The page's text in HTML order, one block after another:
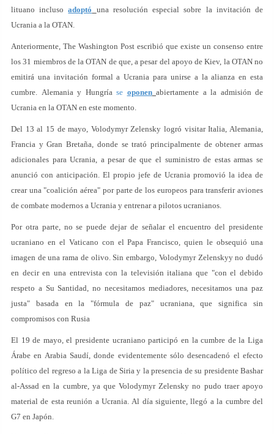
lituano inclusoadoptó una resolución especial sobre la invitación de
Ucrania a la OTAN.
Anteriormente, The Washington Post escribió que existe un consenso entre
los 31 miembros de la OTAN de que, a pesar del apoyo de Kiev, la OTAN no
emitirá una invitación formal a Ucrania para unirse a la alianza en esta
cumbre. Alemania y Hungría se oponen abiertamente a la admisión de
Ucrania en la OTAN en este momento.
Del 13 al 15 de mayo, Volodymyr Zelensky logró visitar Italia, Alemania,
Francia y Gran Bretaña, donde se trató principalmente de obtener armas
adicionales para Ucrania, a pesar de que el suministro de estas armas se
anunció con anticipación. El propio jefe de Ucrania promovió la idea de
crear una "coalición aérea" por parte de los europeos para transferir aviones
de combate modernos a Ucrania y entrenar a pilotos ucranianos.
Por otra parte, no se puede dejar de señalar el encuentro del presidente
ucraniano en el Vaticano con el Papa Francisco, quien le obsequió una
imagen de una rama de olivo. Sin embargo, Volodymyr Zelenskyy no dudó
en decir en una entrevista con la televisión italiana que "con el debido
respeto a Su Santidad, no necesitamos mediadores, necesitamos una paz
justa" basada en la "fórmula de paz" ucraniana, que significa sin
compromisos con Rusia
El 19 de mayo, el presidente ucraniano participó en la cumbre de la Liga
Árabe en Arabia Saudí, donde evidentemente sólo desencadenó el efecto
político del regreso a la Liga de Siria y la presencia de su presidente Bashar
al-Assad en la cumbre, ya que Volodymyr Zelensky no pudo traer apoyo
material de esta reunión a Ucrania. Al día siguiente, llegó a la cumbre del
G7 en Japón.